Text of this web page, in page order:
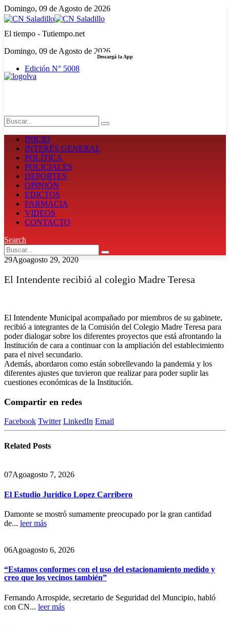
Domingo, 09 de Agosto de 2026
El tiempo - Tutiempo.net
Domingo, 09 de Agosto de 2026
Edición N° 5008
Descargá la App
INICIO
INTERÉS GENERAL
POLÍTICA
POLICIALES
DEPORTES
OPINIÓN
EDICTOS
FARMACIA
VIDEOS
CONTACTO
Search
29Agoagosto 29, 2020
El Intendente recibió al colegio Madre Teresa
El Intendente Municipal acompañado por miembros de su gabinete,
recibió a integrantes de la Comisión del Colegio Madre Teresa para
poder dialogar sobre los diferentes proyectos que está afrontando la
Institución de cara a continuar con la ampliación del establecimiento
para el nivel secundario.
Además, abordaron como están sobrellevando la pandemia y los
diferentes ajustes que tuvieron que realizar para poder suplir las
cuestiones económicas de la Institución.
Compartir en redes
Facebook Twitter LinkedIn Email
Related Posts
07Agoagosto 7, 2026
El Estudio Jurídico Lopez Carribero
Damonte se mostró sumamente preocupado por la gran cantidad
de... leer más
06Agoagosto 6, 2026
“Estamos conformes con el uso del estacionamiento medido y
creo que los vecinos también”
Fernando Arrospide, secretario de Seguridad del Muncipio, habló
con CN... leer más